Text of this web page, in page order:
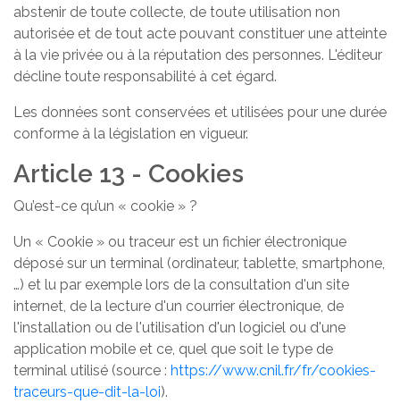
abstenir de toute collecte, de toute utilisation non
autorisée et de tout acte pouvant constituer une atteinte
à la vie privée ou à la réputation des personnes. L'éditeur
décline toute responsabilité à cet égard.
Les données sont conservées et utilisées pour une durée
conforme à la législation en vigueur.
Article 13 - Cookies
Qu’est-ce qu’un « cookie » ?
Un « Cookie » ou traceur est un fichier électronique
déposé sur un terminal (ordinateur, tablette, smartphone,
…) et lu par exemple lors de la consultation d'un site
internet, de la lecture d'un courrier électronique, de
l'installation ou de l'utilisation d'un logiciel ou d'une
application mobile et ce, quel que soit le type de
terminal utilisé (source : https://www.cnil.fr/fr/cookies-
traceurs-que-dit-la-loi).